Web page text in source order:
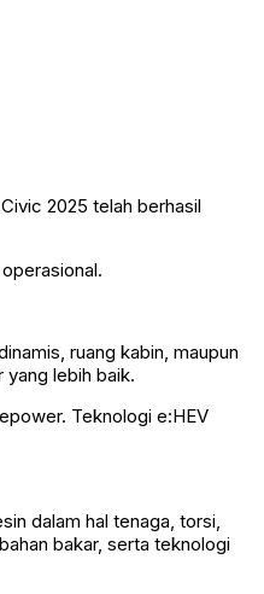
2025 telah berhasil
ruang kabin, maupun
lebih baik.
Teknologi e:HEV
dalam hal tenaga, torsi,
bakar, serta teknologi